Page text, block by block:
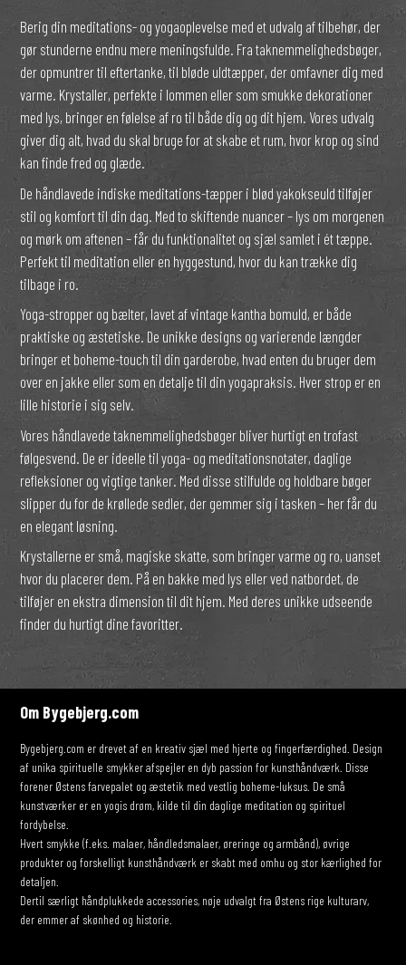
Berig din meditations- og yogaoplevelse med et udvalg af tilbehør, der
gør stunderne endnu mere meningsfulde. Fra taknemmelighedsbøger,
der opmuntrer til eftertanke, til bløde uldtæpper, der omfavner dig med
varme. Krystaller, perfekte i lommen eller som smukke dekorationer
med lys, bringer en følelse af ro til både dig og dit hjem. Vores udvalg
giver dig alt, hvad du skal bruge for at skabe et rum, hvor krop og sind
kan finde fred og glæde.
De håndlavede indiske meditations-tæpper i blød yakokseuld tilføjer
stil og komfort til din dag. Med to skiftende nuancer – lys om morgenen
og mørk om aftenen – får du funktionalitet og sjæl samlet i ét tæppe.
Perfekt til meditation eller en hyggestund, hvor du kan trække dig
tilbage i ro.
Yoga-stropper og bælter, lavet af vintage kantha bomuld, er både
praktiske og æstetiske. De unikke designs og varierende længder
bringer et boheme-touch til din garderobe, hvad enten du bruger dem
over en jakke eller som en detalje til din yogapraksis. Hver strop er en
lille historie i sig selv.
Vores håndlavede taknemmelighedsbøger bliver hurtigt en trofast
følgesvend. De er ideelle til yoga- og meditationsnotater, daglige
refleksioner og vigtige tanker. Med disse stilfulde og holdbare bøger
slipper du for de krøllede sedler, der gemmer sig i tasken – her får du
en elegant løsning.
Krystallerne er små, magiske skatte, som bringer varme og ro, uanset
hvor du placerer dem. På en bakke med lys eller ved natbordet, de
tilføjer en ekstra dimension til dit hjem. Med deres unikke udseende
finder du hurtigt dine favoritter.
Om Bygebjerg.com
Bygebjerg.com er drevet af en kreativ sjæl med hjerte og fingerfærdighed. Design
af unika spirituelle smykker afspejler en dyb passion for kunsthåndværk. Disse
forener Østens farvepalet og æstetik med vestlig boheme-luksus. De små
kunstværker er en yogis drøm, kilde til din daglige meditation og spirituel
fordybelse.
Hvert smykke (f.eks. malaer, håndledsmalaer, øreringe og armbånd), øvrige
produkter og forskelligt kunsthåndværk er skabt med omhu og stor kærlighed for
detaljen.
Dertil særligt håndplukkede accessories, nøje udvalgt fra Østens rige kulturarv,
der emmer af skønhed og historie.